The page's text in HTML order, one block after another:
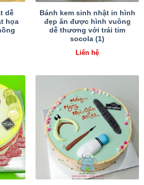
dễ
họa
Bánh kem sinh nhật in hình
đẹp ăn được hình vuông
dễ thương với trái tim
socola (1)
Liên hệ